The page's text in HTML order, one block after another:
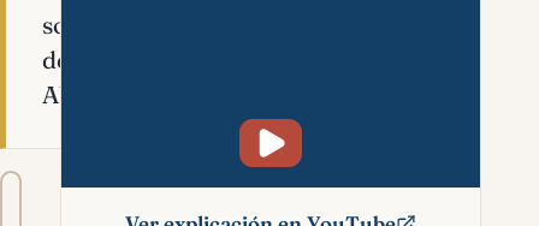
sobrino
de
Abraham.
Tamaño
A− A+